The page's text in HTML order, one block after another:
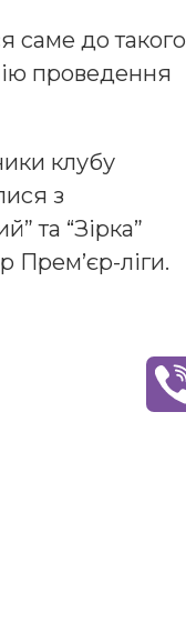
саме до такого
проведення
клубу
з
та “Зірка”
Прем’єр-ліги.